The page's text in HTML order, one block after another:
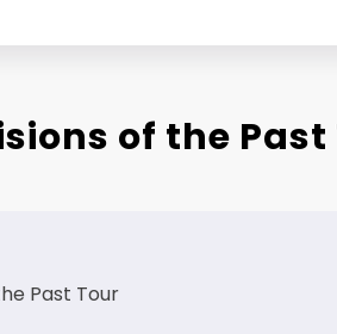
of the Past